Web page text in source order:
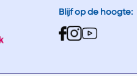
Blijf op de hoogte: